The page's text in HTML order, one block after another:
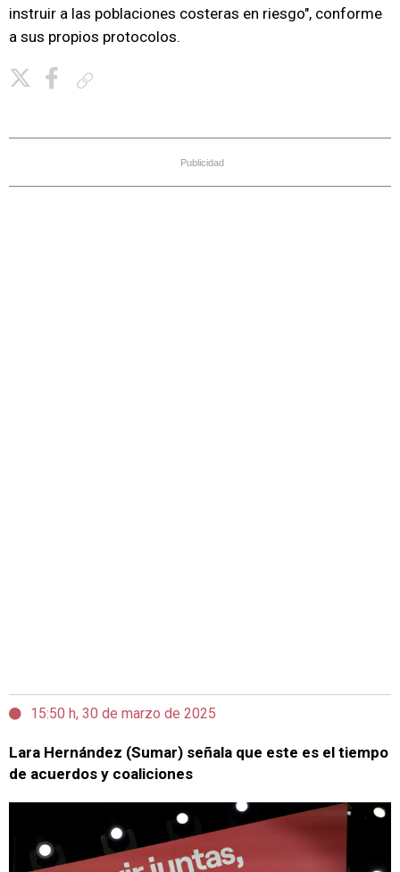
instruir a las poblaciones costeras en riesgo", conforme
a sus propios protocolos.
Publicidad
15:50 h, 30 de marzo de 2025
Lara Hernández (Sumar) señala que este es el tiempo
de acuerdos y coaliciones